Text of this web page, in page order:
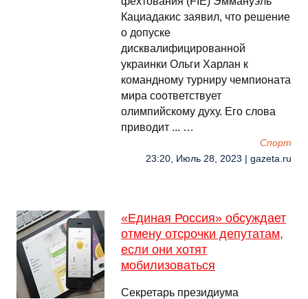
Кациадакис заявил, что решение
о допуске
дисквалифицированной
украинки Ольги Харлан к
командному турниру чемпионата
мира соответствует
олимпийскому духу. Его слова
приводит ... …
Спорт
23:20, Июль 28, 2023 | gazeta.ru
«Единая Россия» обсуждает
отмену отсрочки депутатам,
если они хотят
мобилизоваться
Секретарь президиума